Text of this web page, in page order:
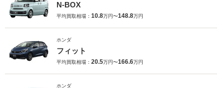
N-BOX
平均買取相場： 10.8万円〜148.8万円
ホンダ
フィット
平均買取相場： 20.5万円〜166.6万円
ホンダ